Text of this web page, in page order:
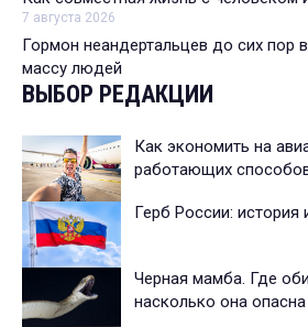
7 августа 2026
Гормон неандертальцев до сих пор
массу людей
ВЫБОР РЕДАКЦИИ
Как экономить на
работающих
Герб России: история
Черная мамба. Где
насколько она